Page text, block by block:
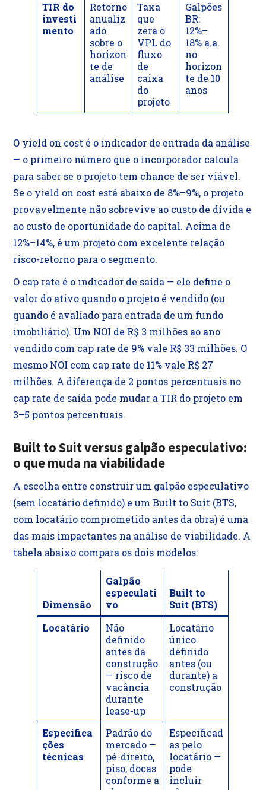
TIR do
investi
mento
Retorno
anualiz
ado
sobre o
horizon
te de
análise
Taxa
que
zera o
VPL do
fluxo
de
caixa
do
projeto
Galpões
BR:
12%–
18% a.a.
no
horizon
te de 10
anos
O yield on cost é o indicador de entrada da análise
— o primeiro número que o incorporador calcula
para saber se o projeto tem chance de ser viável.
Se o yield on cost está abaixo de 8%–9%, o projeto
provavelmente não sobrevive ao custo de dívida e
ao custo de oportunidade do capital. Acima de
12%–14%, é um projeto com excelente relação
risco-retorno para o segmento.
O cap rate é o indicador de saída — ele define o
valor do ativo quando o projeto é vendido (ou
quando é avaliado para entrada de um fundo
imobiliário). Um NOI de R$ 3 milhões ao ano
vendido com cap rate de 9% vale R$ 33 milhões. O
mesmo NOI com cap rate de 11% vale R$ 27
milhões. A diferença de 2 pontos percentuais no
cap rate de saída pode mudar a TIR do projeto em
3–5 pontos percentuais.
Built to Suit versus galpão especulativo:
o que muda na viabilidade
A escolha entre construir um galpão especulativo
(sem locatário definido) e um Built to Suit (BTS,
com locatário comprometido antes da obra) é uma
das mais impactantes na análise de viabilidade. A
tabela abaixo compara os dois modelos:
Dimensão
Galpão
especulati
vo
Built to
Suit (BTS)
Locatário
Não
definido
antes da
construção
— risco de
vacância
durante
lease-up
Locatário
único
definido
antes (ou
durante) a
construção
Especifica
ções
técnicas
Padrão do
mercado —
pé-direito,
piso, docas
conforme a
Especificad
as pelo
locatário —
pode
incluir